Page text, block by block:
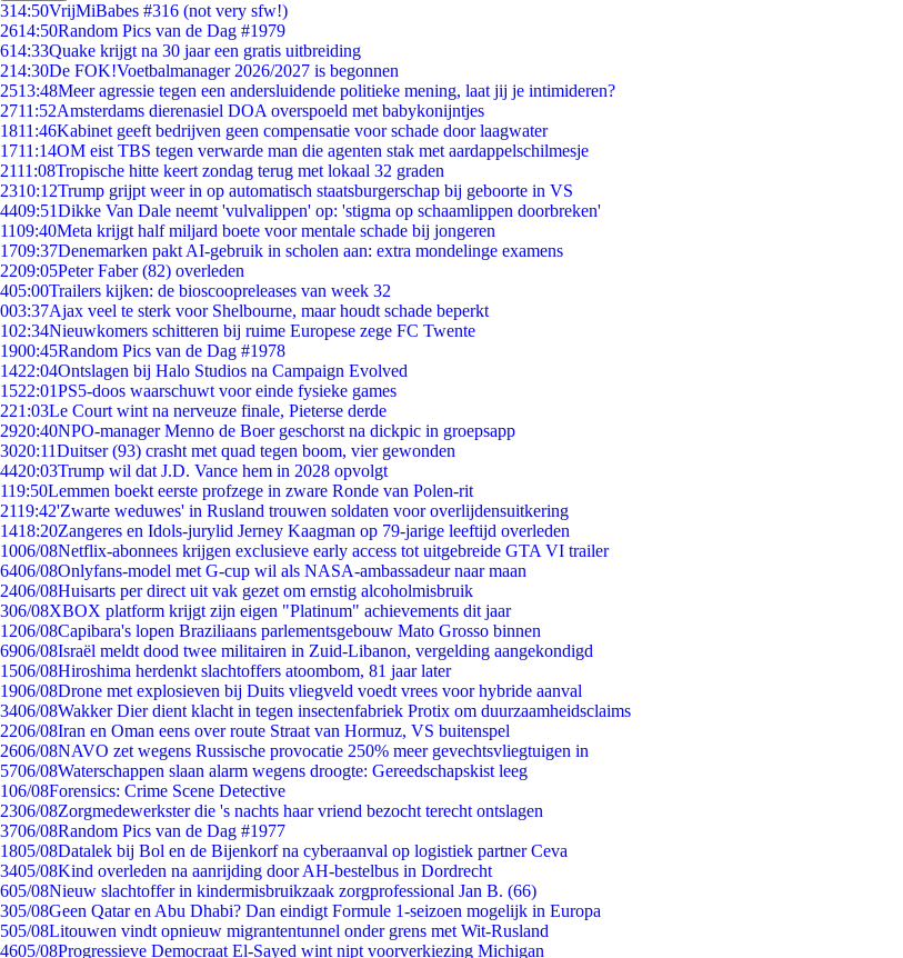
314:50VrijMiBabes #316 (not very sfw!)
2614:50Random Pics van de Dag #1979
614:33Quake krijgt na 30 jaar een gratis uitbreiding
214:30De FOK!Voetbalmanager 2026/2027 is begonnen
2513:48Meer agressie tegen een andersluidende politieke mening, laat jij je intimideren?
2711:52Amsterdams dierenasiel DOA overspoeld met babykonijntjes
1811:46Kabinet geeft bedrijven geen compensatie voor schade door laagwater
1711:14OM eist TBS tegen verwarde man die agenten stak met aardappelschilmesje
2111:08Tropische hitte keert zondag terug met lokaal 32 graden
2310:12Trump grijpt weer in op automatisch staatsburgerschap bij geboorte in VS
4409:51Dikke Van Dale neemt 'vulvalippen' op: 'stigma op schaamlippen doorbreken'
1109:40Meta krijgt half miljard boete voor mentale schade bij jongeren
1709:37Denemarken pakt AI-gebruik in scholen aan: extra mondelinge examens
2209:05Peter Faber (82) overleden
405:00Trailers kijken: de bioscoopreleases van week 32
003:37Ajax veel te sterk voor Shelbourne, maar houdt schade beperkt
102:34Nieuwkomers schitteren bij ruime Europese zege FC Twente
1900:45Random Pics van de Dag #1978
1422:04Ontslagen bij Halo Studios na Campaign Evolved
1522:01PS5-doos waarschuwt voor einde fysieke games
221:03Le Court wint na nerveuze finale, Pieterse derde
2920:40NPO-manager Menno de Boer geschorst na dickpic in groepsapp
3020:11Duitser (93) crasht met quad tegen boom, vier gewonden
4420:03Trump wil dat J.D. Vance hem in 2028 opvolgt
119:50Lemmen boekt eerste profzege in zware Ronde van Polen-rit
2119:42'Zwarte weduwes' in Rusland trouwen soldaten voor overlijdensuitkering
1418:20Zangeres en Idols-jurylid Jerney Kaagman op 79-jarige leeftijd overleden
1006/08Netflix-abonnees krijgen exclusieve early access tot uitgebreide GTA VI trailer
6406/08Onlyfans-model met G-cup wil als NASA-ambassadeur naar maan
2406/08Huisarts per direct uit vak gezet om ernstig alcoholmisbruik
306/08XBOX platform krijgt zijn eigen "Platinum" achievements dit jaar
1206/08Capibara's lopen Braziliaans parlementsgebouw Mato Grosso binnen
6906/08Israël meldt dood twee militairen in Zuid-Libanon, vergelding aangekondigd
1506/08Hiroshima herdenkt slachtoffers atoombom, 81 jaar later
1906/08Drone met explosieven bij Duits vliegveld voedt vrees voor hybride aanval
3406/08Wakker Dier dient klacht in tegen insectenfabriek Protix om duurzaamheidsclaims
2206/08Iran en Oman eens over route Straat van Hormuz, VS buitenspel
2606/08NAVO zet wegens Russische provocatie 250% meer gevechtsvliegtuigen in
5706/08Waterschappen slaan alarm wegens droogte: Gereedschapskist leeg
106/08Forensics: Crime Scene Detective
2306/08Zorgmedewerkster die 's nachts haar vriend bezocht terecht ontslagen
3706/08Random Pics van de Dag #1977
1805/08Datalek bij Bol en de Bijenkorf na cyberaanval op logistiek partner Ceva
3405/08Kind overleden na aanrijding door AH-bestelbus in Dordrecht
605/08Nieuw slachtoffer in kindermisbruikzaak zorgprofessional Jan B. (66)
305/08Geen Qatar en Abu Dhabi? Dan eindigt Formule 1-seizoen mogelijk in Europa
505/08Litouwen vindt opnieuw migrantentunnel onder grens met Wit-Rusland
4605/08Progressieve Democraat El-Sayed wint nipt voorverkiezing Michigan